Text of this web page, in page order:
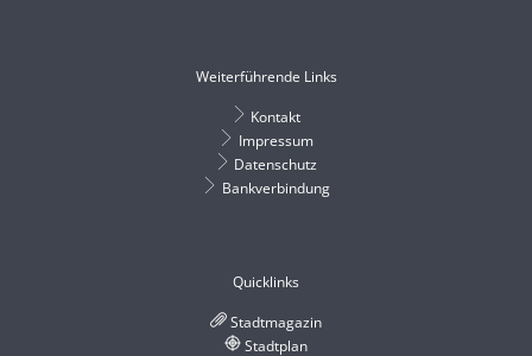
Weiterführende Links
Kontakt
Impressum
Datenschutz
Bankverbindung
Quicklinks
Stadtmagazin
Stadtplan